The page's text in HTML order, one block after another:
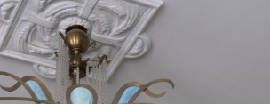
KÖZÉRDEKŰ ADATOK